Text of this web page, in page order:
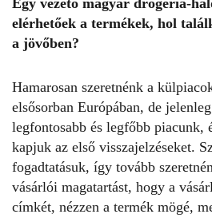
Egy vezető magyar drogéria-
elérhetőek a termékek, hol
a jövőben?
Hamarosan szeretnénk a
elsősorban Európában, de
legfontosabb és legfőbb piacunk,
kapjuk az első visszajelzéseket.
fogadtatásuk, így tovább
vásárlói magatartást, hogy a
címkét, nézzen a termék mögé,